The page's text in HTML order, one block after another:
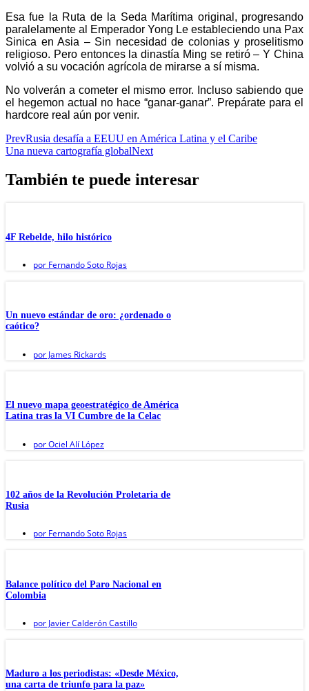
Esa fue la Ruta de la Seda Marítima original, progresando
paralelamente al Emperador Yong Le estableciendo una Pax
Sinica en Asia – Sin necesidad de colonias y proselitismo
religioso. Pero entonces la dinastía Ming se retiró – Y China
volvió a su vocación agrícola de mirarse a sí misma.
No volverán a cometer el mismo error. Incluso sabiendo que
el hegemon actual no hace “ganar-ganar”. Prepárate para el
hardcore real aún por venir.
PrevRusia desafía a EEUU en América Latina y el Caribe
Una nueva cartografía globalNext
También te puede interesar
4F Rebelde, hilo histórico
por Fernando Soto Rojas
Un nuevo estándar de oro: ¿ordenado o
caótico?
por James Rickards
El nuevo mapa geoestratégico de América
Latina tras la VI Cumbre de la Celac
porOciel Alí López
102 años de la Revolución Proletaria de
Rusia
por Fernando Soto Rojas
Balance político del Paro Nacional en
Colombia
por Javier Calderón Castillo
Maduro a los periodistas: «Desde México,
una carta de triunfo para la paz»